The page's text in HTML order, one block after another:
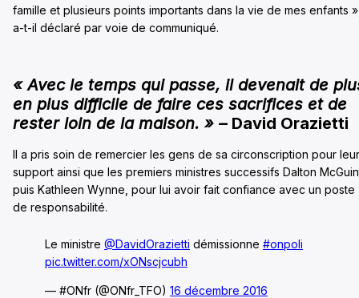
famille et plusieurs points importants dans la vie de mes enfants
a-t-il déclaré par voie de communiqué.
« Avec le temps qui passe, il devenait de
en plus difficile de faire ces sacrifices et de
rester loin de la maison. » – David Orazietti
Il a pris soin de remercier les gens de sa circonscription pour leur
support ainsi que les premiers ministres successifs Dalton
puis Kathleen Wynne, pour lui avoir fait confiance avec un poste
de responsabilité.
Le ministre @DavidOrazietti démissionne #onpoli
pic.twitter.com/xONscjcubh
— #ONfr (@ONfr_TFO) 16 décembre 2016